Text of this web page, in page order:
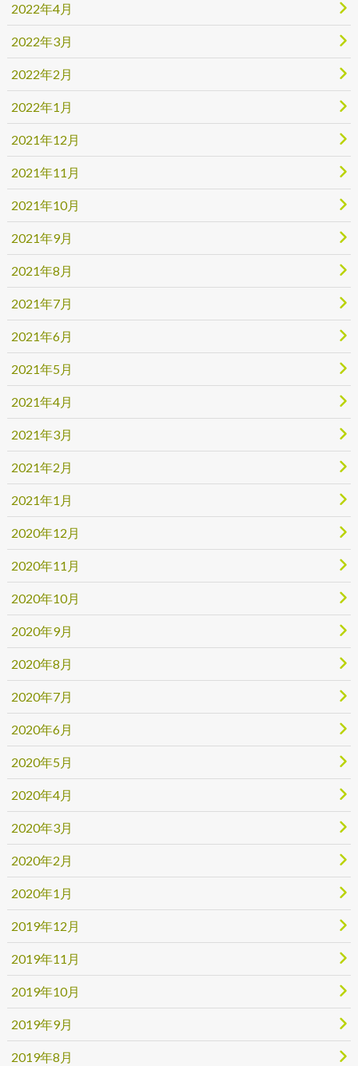
2022年4月
2022年3月
2022年2月
2022年1月
2021年12月
2021年11月
2021年10月
2021年9月
2021年8月
2021年7月
2021年6月
2021年5月
2021年4月
2021年3月
2021年2月
2021年1月
2020年12月
2020年11月
2020年10月
2020年9月
2020年8月
2020年7月
2020年6月
2020年5月
2020年4月
2020年3月
2020年2月
2020年1月
2019年12月
2019年11月
2019年10月
2019年9月
2019年8月